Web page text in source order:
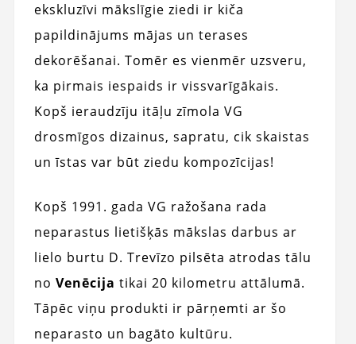
ekskluzīvi mākslīgie ziedi ir kiča
papildinājums mājas un terases
dekorēšanai. Tomēr es vienmēr uzsveru,
ka pirmais iespaids ir vissvarīgākais.
Kopš ieraudzīju itāļu zīmola VG
drosmīgos dizainus, sapratu, cik skaistas
un īstas var būt ziedu kompozīcijas!
Kopš 1991. gada VG ražošana rada
neparastus lietišķās mākslas darbus ar
lielo burtu D. Trevīzo pilsēta atrodas tālu
no Venēcija tikai 20 kilometru attālumā.
Tāpēc viņu produkti ir pārņemti ar šo
neparasto un bagāto kultūru.